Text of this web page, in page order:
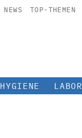
NEWS TOP-THEMEN
HYGIENE LABOR